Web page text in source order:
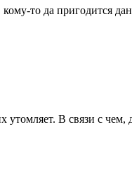
то да пригодится
В связи с